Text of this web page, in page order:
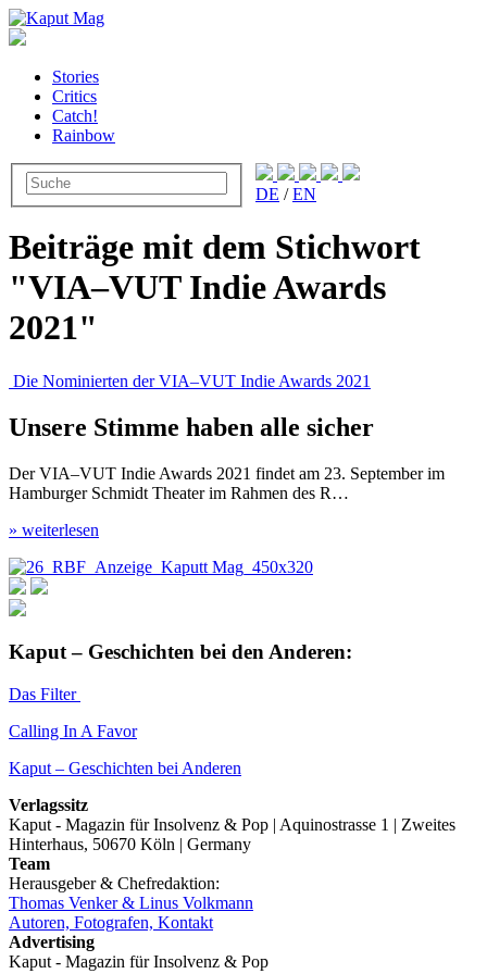
Stories
Critics
Catch!
Rainbow
DE /EN
Beiträge mit dem Stichwort
"VIA–VUT Indie Awards
2021"
Die Nominierten der VIA–VUT Indie Awards 2021
Unsere Stimme haben alle sicher
Der VIA–VUT Indie Awards 2021 findet am 23. September im
Hamburger Schmidt Theater im Rahmen des R…
» weiterlesen
Kaput – Geschichten bei den Anderen:
Das Filter
Calling In A Favor
Kaput – Geschichten bei Anderen
Verlagssitz
Kaput - Magazin für Insolvenz & Pop | Aquinostrasse 1 | Zweites
Hinterhaus, 50670 Köln | Germany
Team
Herausgeber & Chefredaktion:
Thomas Venker & Linus Volkmann
Autoren, Fotografen, Kontakt
Advertising
Kaput - Magazin für Insolvenz & Pop